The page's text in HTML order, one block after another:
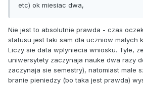
etc) ok miesiac dwa,
Nie jest to absolutnie prawda - czas
statusu jest taki sam dla uczniow malych
Liczy sie data wplyniecia wniosku. Tyle,
uniwersytety zaczynaja nauke dwa razy
zaczynaja sie semestry), natomiast male
branie pieniedzy (bo taka jest prawda)